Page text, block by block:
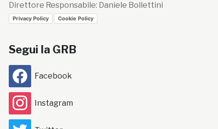
Direttore Responsabile: Daniele Bollettini
Privacy Policy Cookie Policy
Segui la GRB
Facebook
Instagram